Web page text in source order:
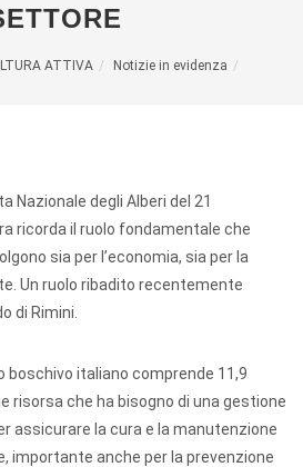
ATTIVA Notizie in evidenza
Nazionale degli Alberi del 21
ricorda il ruolo fondamentale che
sia per l’economia, sia per la
Un ruolo ribadito recentemente
di Rimini.
italiano comprende 11,9
risorsa che ha bisogno di una gestione
assicurare la cura e la manutenzione
importante anche per la prevenzione